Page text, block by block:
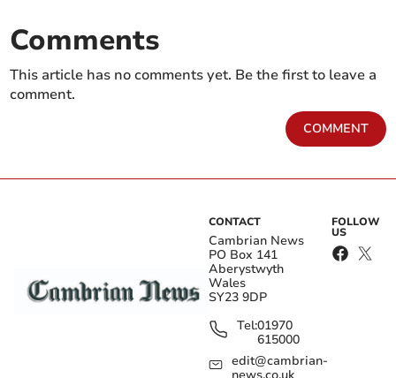
Comments
This article has no comments yet. Be the first to leave a
comment.
COMMENT
CONTACT
Cambrian News
PO Box 141
Aberystwyth
Wales
SY23 9DP
Tel:01970
615000
edit@cambrian-
news.co.uk
FOLLOW
US